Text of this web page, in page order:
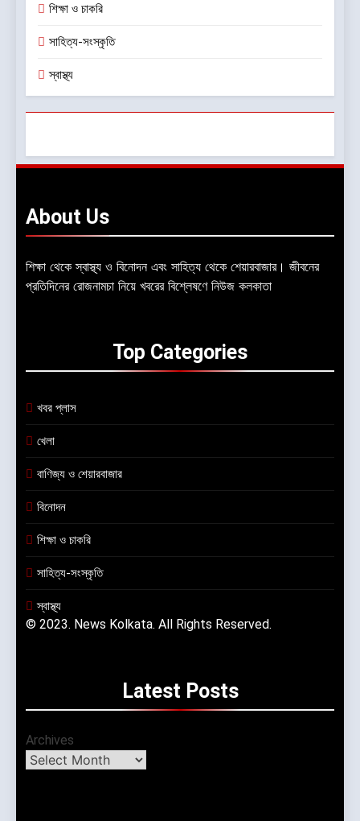
শিক্ষা ও চাকরি
সাহিত্য-সংস্কৃতি
স্বাস্থ্য
About Us
শিক্ষা থেকে স্বাস্থ্য ও বিনোদন এবং সাহিত্য থেকে শেয়ারবাজার। জীবনের
প্রতিদিনের রোজনামচা নিয়ে খবরের বিশ্লেষণে নিউজ কলকাতা
Top Categories
খবর প্লাস
খেলা
বাণিজ্য ও শেয়ারবাজার
বিনোদন
শিক্ষা ও চাকরি
সাহিত্য-সংস্কৃতি
স্বাস্থ্য
© 2023. News Kolkata. All Rights Reserved.
Latest Posts
Archives